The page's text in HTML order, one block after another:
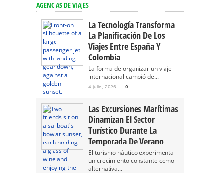
AGENCIAS DE VIAJES
La Tecnología Transforma
La Planificación De Los
Viajes Entre España Y
Colombia
La forma de organizar un viaje
internacional cambió de...
4 julio, 2026 0
Las Excursiones Marítimas
Dinamizan El Sector
Turístico Durante La
Temporada De Verano
El turismo náutico experimenta
un crecimiento constante como
alternativa...